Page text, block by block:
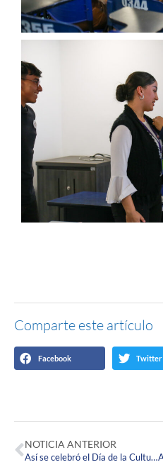
Comparte este artículo
Facebook Twitter
NOTICIA ANTERIOR
Así se celebró el Día de la Cultura Internacional en la Corpas